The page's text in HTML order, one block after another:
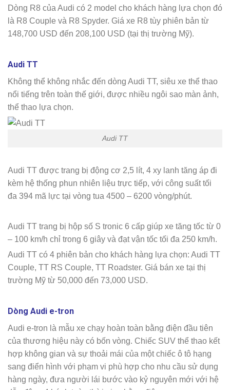
Dòng R8 của Audi có 2 model cho khách hàng lựa chọn đó
là R8 Couple và R8 Spyder. Giá xe R8 tùy phiên bản từ
148,700 USD đến 208,100 USD (tại thị trường Mỹ).
Audi TT
Không thể không nhắc đến dòng Audi TT, siêu xe thể thao
nổi tiếng trên toàn thế giới, được nhiều ngôi sao màn ảnh,
thể thao lựa chọn.
Audi TT
Audi TT được trang bị động cơ 2,5 lít, 4 xy lanh tăng áp đi
kèm hệ thống phun nhiên liệu trực tiếp, với công suất tối
đa 394 mã lực tại vòng tua 4500 – 6200 vòng/phút.
Audi TT trang bị hộp số S tronic 6 cấp giúp xe tăng tốc từ 0
– 100 km/h chỉ trong 6 giây và đạt vận tốc tối đa 250 km/h.
Audi TT có 4 phiên bản cho khách hàng lựa chọn: Audi TT
Couple, TT RS Couple, TT Roadster. Giá bán xe tại thị
trường Mỹ từ 50,000 đến 73,000 USD.
Dòng Audi e-tron
Audi e-tron là mẫu xe chạy hoàn toàn bằng điện đầu tiên
của thương hiệu này có bốn vòng. Chiếc SUV thể thao kết
hợp không gian và sự thoải mái của một chiếc ô tô hạng
sang điển hình với phạm vi phù hợp cho nhu cầu sử dụng
hàng ngày, đưa người lái bước vào kỷ nguyên mới với hệ